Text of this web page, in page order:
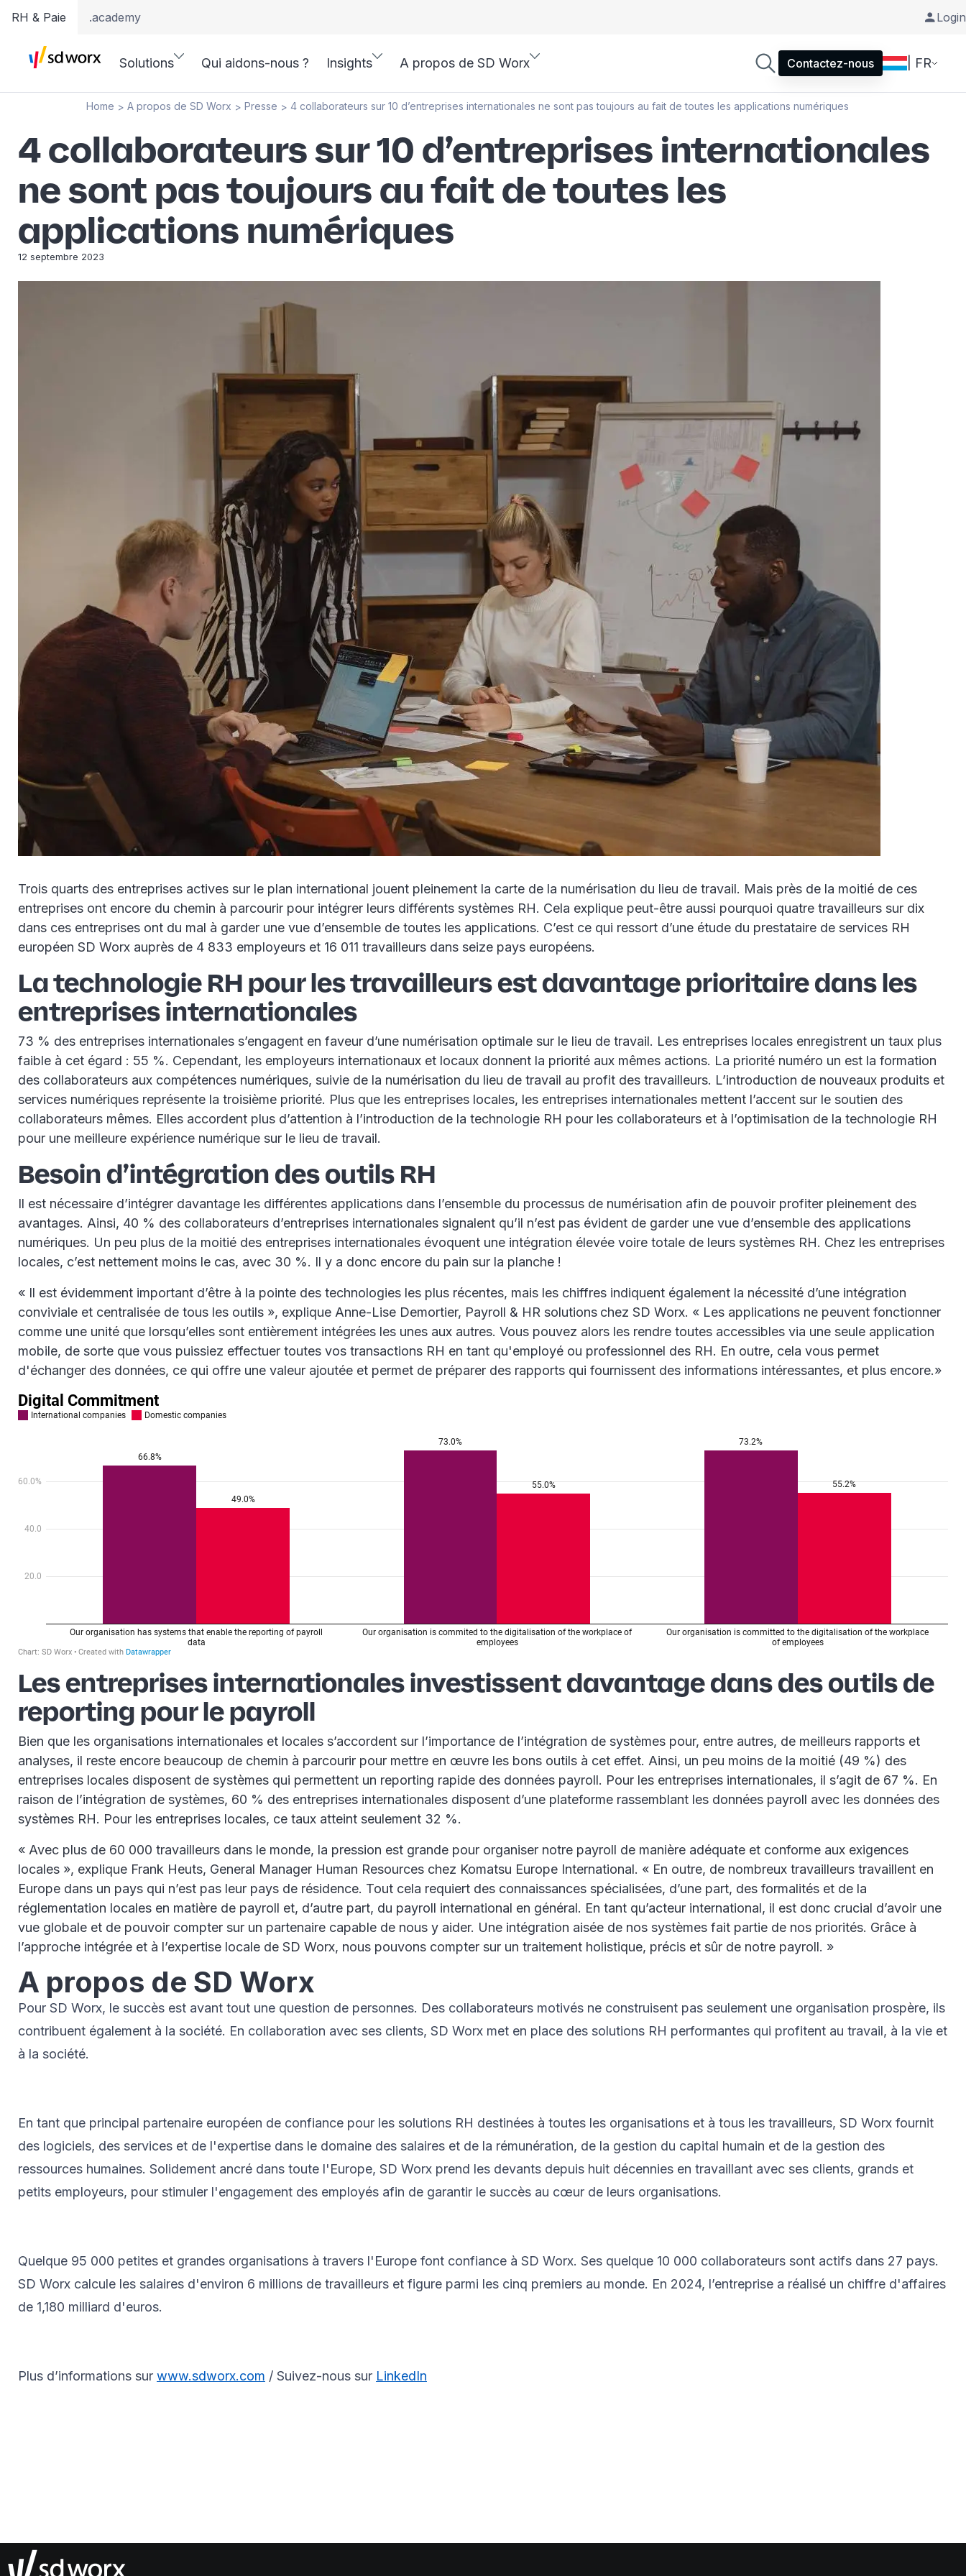
RH & Paie .academy Login
Solutions Qui aidons-nous ? Insights A propos de SD Worx Contactez-nous | FR
Home > A propos de SD Worx > Presse > 4 collaborateurs sur 10 d’entreprises internationales ne sont pas toujours au fait de toutes les applications numériques
4 collaborateurs sur 10 d’entreprises internationales
ne sont pas toujours au fait de toutes les
applications numériques
12 septembre 2023
Trois quarts des entreprises actives sur le plan international jouent pleinement la carte de la numérisation du lieu de travail. Mais près de la moitié de ces
entreprises ont encore du chemin à parcourir pour intégrer leurs différents systèmes RH. Cela explique peut-être aussi pourquoi quatre travailleurs sur dix
dans ces entreprises ont du mal à garder une vue d’ensemble de toutes les applications. C’est ce qui ressort d’une étude du prestataire de services RH
européen SD Worx auprès de 4 833 employeurs et 16 011 travailleurs dans seize pays européens.
La technologie RH pour les travailleurs est davantage prioritaire dans les
entreprises internationales
73 % des entreprises internationales s’engagent en faveur d’une numérisation optimale sur le lieu de travail. Les entreprises locales enregistrent un taux plus
faible à cet égard : 55 %. Cependant, les employeurs internationaux et locaux donnent la priorité aux mêmes actions. La priorité numéro un est la formation
des collaborateurs aux compétences numériques, suivie de la numérisation du lieu de travail au profit des travailleurs. L’introduction de nouveaux produits et
services numériques représente la troisième priorité. Plus que les entreprises locales, les entreprises internationales mettent l’accent sur le soutien des
collaborateurs mêmes. Elles accordent plus d’attention à l’introduction de la technologie RH pour les collaborateurs et à l’optimisation de la technologie RH
pour une meilleure expérience numérique sur le lieu de travail.
Besoin d’intégration des outils RH
Il est nécessaire d’intégrer davantage les différentes applications dans l’ensemble du processus de numérisation afin de pouvoir profiter pleinement des
avantages. Ainsi, 40 % des collaborateurs d’entreprises internationales signalent qu’il n’est pas évident de garder une vue d’ensemble des applications
numériques. Un peu plus de la moitié des entreprises internationales évoquent une intégration élevée voire totale de leurs systèmes RH. Chez les entreprises
locales, c’est nettement moins le cas, avec 30 %. Il y a donc encore du pain sur la planche !
« Il est évidemment important d’être à la pointe des technologies les plus récentes, mais les chiffres indiquent également la nécessité d’une intégration
conviviale et centralisée de tous les outils », explique Anne-Lise Demortier, Payroll & HR solutions chez SD Worx. « Les applications ne peuvent fonctionner
comme une unité que lorsqu’elles sont entièrement intégrées les unes aux autres. Vous pouvez alors les rendre toutes accessibles via une seule application
mobile, de sorte que vous puissiez effectuer toutes vos transactions RH en tant qu'employé ou professionnel des RH. En outre, cela vous permet
d'échanger des données, ce qui offre une valeur ajoutée et permet de préparer des rapports qui fournissent des informations intéressantes, et plus encore.»
Les entreprises internationales investissent davantage dans des outils de
reporting pour le payroll
Bien que les organisations internationales et locales s’accordent sur l’importance de l’intégration de systèmes pour, entre autres, de meilleurs rapports et
analyses, il reste encore beaucoup de chemin à parcourir pour mettre en œuvre les bons outils à cet effet. Ainsi, un peu moins de la moitié (49 %) des
entreprises locales disposent de systèmes qui permettent un reporting rapide des données payroll. Pour les entreprises internationales, il s’agit de 67 %. En
raison de l’intégration de systèmes, 60 % des entreprises internationales disposent d’une plateforme rassemblant les données payroll avec les données des
systèmes RH. Pour les entreprises locales, ce taux atteint seulement 32 %.
« Avec plus de 60 000 travailleurs dans le monde, la pression est grande pour organiser notre payroll de manière adéquate et conforme aux exigences
locales », explique Frank Heuts, General Manager Human Resources chez Komatsu Europe International. « En outre, de nombreux travailleurs travaillent en
Europe dans un pays qui n’est pas leur pays de résidence. Tout cela requiert des connaissances spécialisées, d’une part, des formalités et de la
réglementation locales en matière de payroll et, d’autre part, du payroll international en général. En tant qu’acteur international, il est donc crucial d’avoir une
vue globale et de pouvoir compter sur un partenaire capable de nous y aider. Une intégration aisée de nos systèmes fait partie de nos priorités. Grâce à
l’approche intégrée et à l’expertise locale de SD Worx, nous pouvons compter sur un traitement holistique, précis et sûr de notre payroll. »
A propos de SD Worx
Pour SD Worx, le succès est avant tout une question de personnes. Des collaborateurs motivés ne construisent pas seulement une organisation prospère, ils
contribuent également à la société. En collaboration avec ses clients, SD Worx met en place des solutions RH performantes qui profitent au travail, à la vie et
à la société.
En tant que principal partenaire européen de confiance pour les solutions RH destinées à toutes les organisations et à tous les travailleurs, SD Worx fournit
des logiciels, des services et de l'expertise dans le domaine des salaires et de la rémunération, de la gestion du capital humain et de la gestion des
ressources humaines. Solidement ancré dans toute l'Europe, SD Worx prend les devants depuis huit décennies en travaillant avec ses clients, grands et
petits employeurs, pour stimuler l'engagement des employés afin de garantir le succès au cœur de leurs organisations.
Quelque 95 000 petites et grandes organisations à travers l'Europe font confiance à SD Worx. Ses quelque 10 000 collaborateurs sont actifs dans 27 pays.
SD Worx calcule les salaires d'environ 6 millions de travailleurs et figure parmi les cinq premiers au monde. En 2024, l’entreprise a réalisé un chiffre d'affaires
de 1,180 milliard d'euros.
Plus d’informations sur www.sdworx.com / Suivez-nous sur LinkedIn